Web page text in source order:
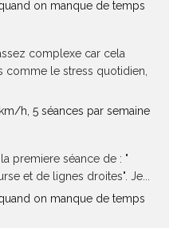
on manque de temps
complexe car cela
comme le stress quotidien,
h, 5 séances par semaine
premiere séance de : "
et de lignes droites". Je...
on manque de temps